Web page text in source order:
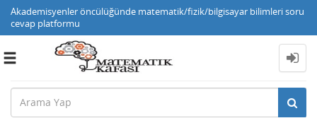
Akademisyenler öncülüğünde matematik/fizik/bilgisayar bilimleri soru
cevap platformu
Toggle